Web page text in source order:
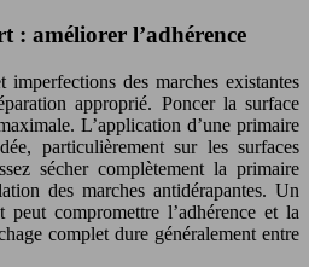
: améliorer l’adhérence
imperfections des marches existantes
approprié. Poncer la surface
L’application d’une primaire
particulièrement sur les surfaces
sécher complètement la primaire
des marches antidérapantes. Un
peut compromettre l’adhérence et la
complet dure généralement entre